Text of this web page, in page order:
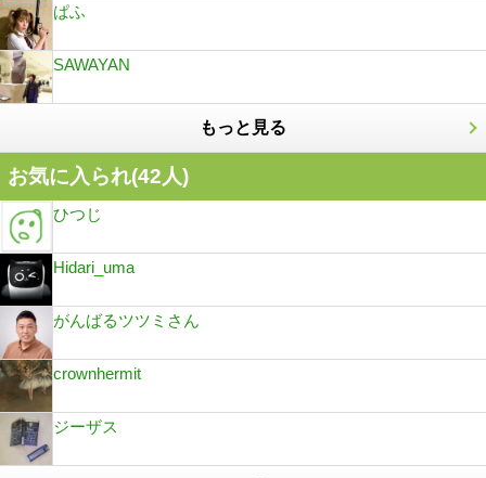
ぱふ
SAWAYAN
もっと見る
お気に入られ(42人)
ひつじ
Hidari_uma
がんばるツツミさん
crownhermit
ジーザス